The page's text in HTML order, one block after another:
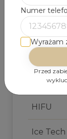
Beauty
Carbon
Endo
HIFU
Ice Tech
Numer
Wyrażam
Przed